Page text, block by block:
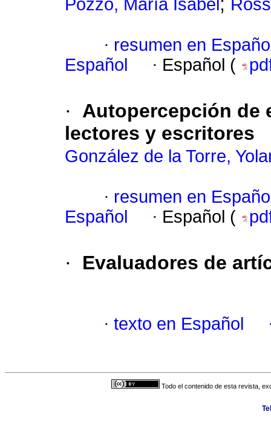
Pozzo, María Isabel
· resumen en
Español
· Español (
·
Autopercepción de
lectores y escritores
González de la Torre,
· resumen en
Español
· Español (
· Evaluadores de
· texto en Español
Todo el contenido de esta revista,